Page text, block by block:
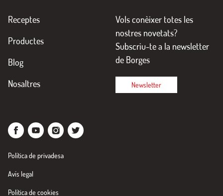
Receptes
Productes
Blog
Nosaltres
Vols conèixer totes les
nostres novetats?
Subscriu-te a la newsletter
de Borges
Newsletter
Política de privadesa
Avís legal
Política de cookies